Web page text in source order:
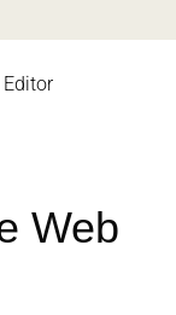
Web